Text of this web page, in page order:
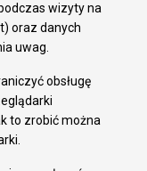
wizyty na
oraz danych
uwag.
obsługę
to zrobić można